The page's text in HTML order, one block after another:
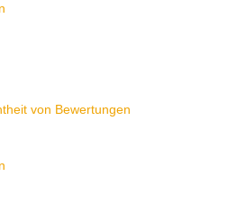
von Bewertungen